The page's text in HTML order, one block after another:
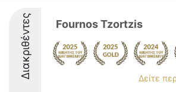
Διακριθέντες Fournos Tzortzis
Δείτε